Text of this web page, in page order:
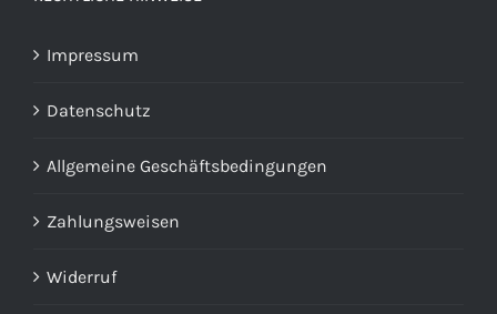
Impressum
Datenschutz
Allgemeine Geschäftsbedingungen
Zahlungsweisen
Widerruf